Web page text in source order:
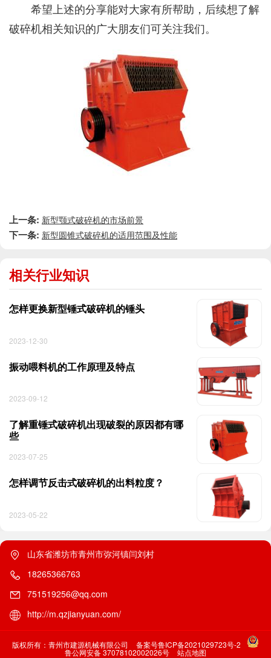
希望上述的分享能对大家有所帮助，后续想了解
破碎机相关知识的广大朋友们可关注我们。
上一条: 新型颚式破碎机的市场前景
下一条: 新型圆锥式破碎机的适用范围及性能
相关行业知识
怎样更换新型锤式破碎机的锤头
2023-12-30
振动喂料机的工作原理及特点
2023-09-12
了解重锤式破碎机出现破裂的原因都有哪
些
2023-07-25
怎样调节反击式破碎机的出料粒度？
2023-05-22
山东省潍坊市青州市弥河镇闫刘村
18265366763
751519256@qq.com
http://m.qzjianyuan.com/
版权所有：青州市建源机械有限公司 备案号鲁ICP备2021029723号-2
鲁公网安备 37078102002026号 站点地图